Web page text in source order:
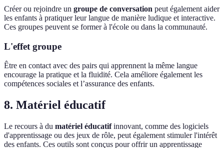
Créer ou rejoindre un groupe de conversation peut également aider
les enfants à pratiquer leur langue de manière ludique et interactive.
Ces groupes peuvent se former à l'école ou dans la communauté.
L'effet groupe
Être en contact avec des pairs qui apprennent la même langue
encourage la pratique et la fluidité. Cela améliore également les
compétences sociales et l’assurance des enfants.
8. Matériel éducatif
Le recours à du matériel éducatifinnovant, comme des logiciels
d'apprentissage ou des jeux de rôle, peut également stimuler l'intérêt
des enfants. Ces outils sont conçus pour offrir un apprentissage